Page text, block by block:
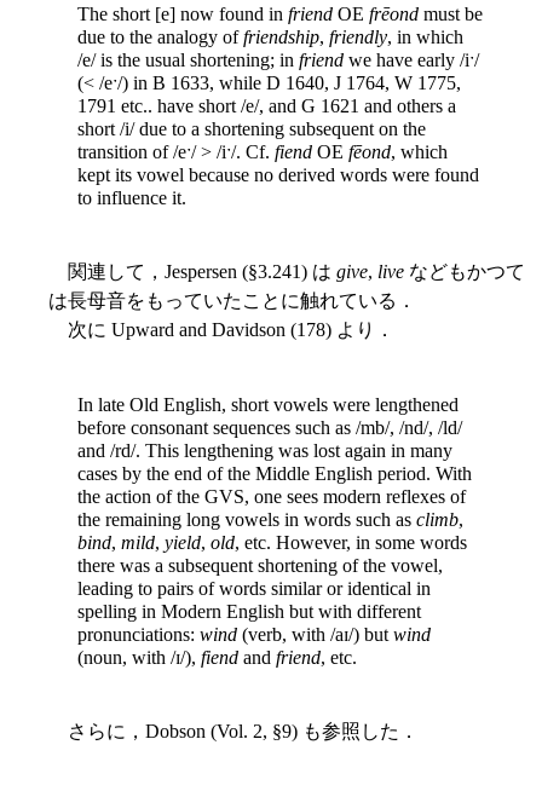
The short [e] now found in friend OE frēond must be
due to the analogy offriendship, friendly, in which
/e/ is the usual shortening; in friend we have early /iˑ/
(< /eˑ/) in B 1633, while D 1640, J 1764, W 1775,
1791 etc.. have short /e/, and G 1621 and others a
short /i/ due to a shortening subsequent on the
transition of /eˑ/ > /iˑ/. Cf. fiend OE fēond, which
kept its vowel because no derived words were found
to influence it.
関連して，Jespersen (§3.241) は give, live などもかつて
は長母音をもっていたことに触れている．
次に Upward and Davidson (178) より．
In late Old English, short vowels were lengthened
before consonant sequences such as /mb/, /nd/, /ld/
and /rd/. This lengthening was lost again in many
cases by the end of the Middle English period. With
the action of the GVS, one sees modern reflexes of
the remaining long vowels in words such as climb,
bind, mild, yield, old, etc. However, in some words
there was a subsequent shortening of the vowel,
leading to pairs of words similar or identical in
spelling in Modern English but with different
pronunciations: wind (verb, with /aɪ/) but wind
(noun, with /ɪ/), fiend and friend, etc.
さらに，Dobson (Vol. 2, §9) も参照した．